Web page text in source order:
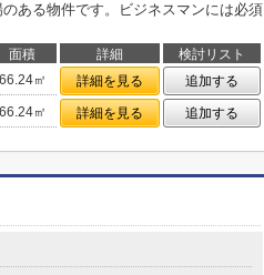
ある物件です。ビジネスマンには必須
面積 詳細
検討リスト
66.24㎡ 詳細を見る
追加する
66.24㎡ 詳細を見る 追加する